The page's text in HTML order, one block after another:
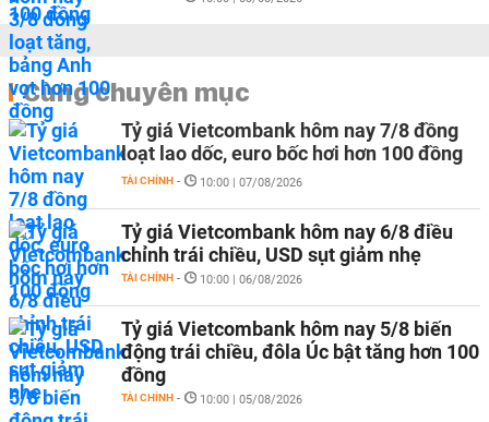
Cùng chuyên mục
Tỷ giá Vietcombank hôm nay 7/8 đồng
loạt lao dốc, euro bốc hơi hơn 100 đồng
TÀI CHÍNH - 10:00 | 07/08/2026
Tỷ giá Vietcombank hôm nay 6/8 điều
chỉnh trái chiều, USD sụt giảm nhẹ
TÀI CHÍNH - 10:00 | 06/08/2026
Tỷ giá Vietcombank hôm nay 5/8 biến
động trái chiều, đôla Úc bật tăng hơn 100
đồng
TÀI CHÍNH - 10:00 | 05/08/2026